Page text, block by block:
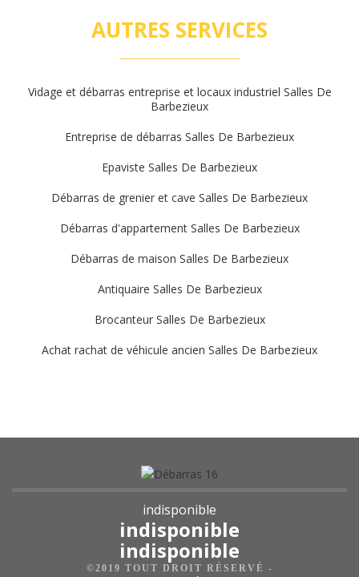
AUTRES SERVICES
Vidage et débarras entreprise et locaux industriel Salles De
Barbezieux
Entreprise de débarras Salles De Barbezieux
Epaviste Salles De Barbezieux
Débarras de grenier et cave Salles De Barbezieux
Débarras d'appartement Salles De Barbezieux
Débarras de maison Salles De Barbezieux
Antiquaire Salles De Barbezieux
Brocanteur Salles De Barbezieux
Achat rachat de véhicule ancien Salles De Barbezieux
indisponible
indisponible
indisponible
©2019 TOUT DROIT RÉSERVÉ -